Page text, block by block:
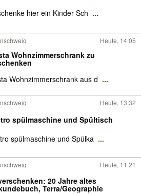
hier ein Kinder Sch ...
Heute, 14:05
Wohnzimmerschrank zu
Wohnzimmerschrank aus d ...
Heute, 13:32
spülmaschine und Spültisch
spülmaschine und Spülka ...
Heute, 11:21
20 Jahre altes
Terra/Geographie